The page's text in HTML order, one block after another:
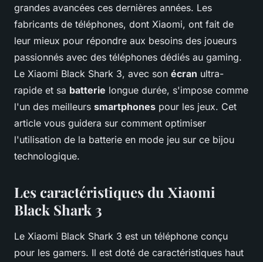
grandes avancées ces dernières années. Les
fabricants de téléphones, dont Xiaomi, ont fait de
leur mieux pour répondre aux besoins des joueurs
passionnés avec des téléphones dédiés au gaming.
Le Xiaomi Black Shark 3, avec son écran ultra-
rapide et sa batterie longue durée, s'impose comme
l'un des meilleurs smartphones pour les jeux. Cet
article vous guidera sur comment optimiser
l'utilisation de la batterie en mode jeu sur ce bijou
technologique.
Les caractéristiques du Xiaomi
Black Shark 3
Le Xiaomi Black Shark 3 est un téléphone conçu
pour les gamers. Il est doté de caractéristiques haut